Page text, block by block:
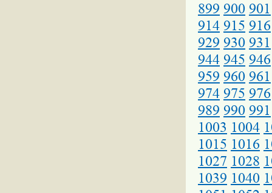
899 900 901
914 915 916
929 930 931
944 945 946
959 960 961
974 975 976
989 990 991
1003 1004
1015 1016
1027 1028
1039 1040